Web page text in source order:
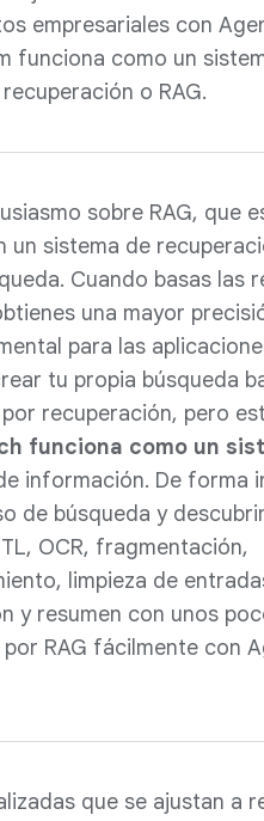
empresariales con
funciona como un
o RAG.
sobre RAG, que
un sistema de
Cuando basas las
una mayor
para las
tu propia búsqueda
recuperación, pero
funciona como un
información. De forma
de búsqueda y
OCR, fragmentación,
limpieza de
y resumen con unos
RAG fácilmente con
que se ajustan a